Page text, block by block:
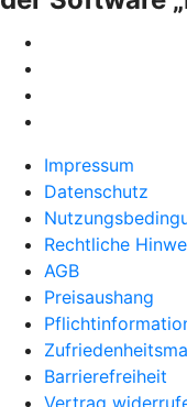
Impressum
Datenschutz
Rechtliche
AGB
Preisaushang
Barrierefreiheit
Vertrag